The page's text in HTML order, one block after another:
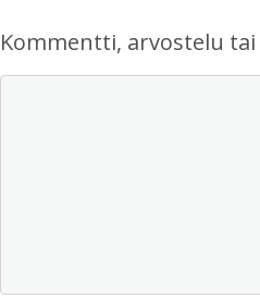
Kommentti, arvostelu